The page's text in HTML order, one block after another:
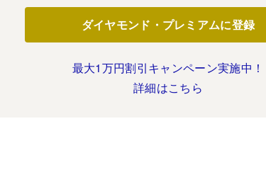
ダイヤモンド・プレミアムに登録
最大1万円割引キャンペーン実施中！
詳細はこちら